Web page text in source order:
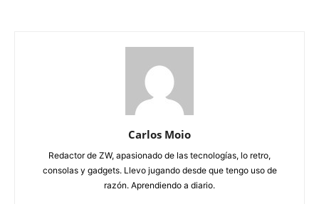
Carlos Moio
Redactor de ZW, apasionado de las tecnologías, lo retro,
consolas y gadgets. Llevo jugando desde que tengo uso de
razón. Aprendiendo a diario.